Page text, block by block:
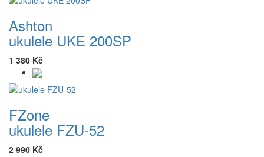
Ashton
ukulele UKE 200SP
1 380 Kč
FZone
ukulele FZU-52
2 990 Kč